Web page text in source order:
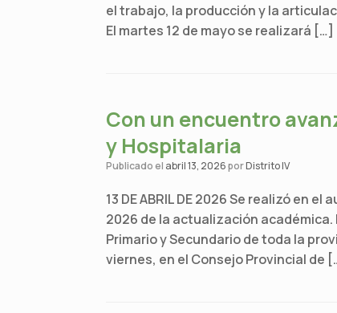
el trabajo, la producción y la
El martes 12 de mayo se realizará […]
Con un encuentro
y Hospitalaria
Publicado el abril 13, 2026porDistrito IV
13 DE ABRIL DE 2026 Se realizó en
2026 de la actualización
Primario y Secundario de toda la
viernes, en el Consejo Provincial de